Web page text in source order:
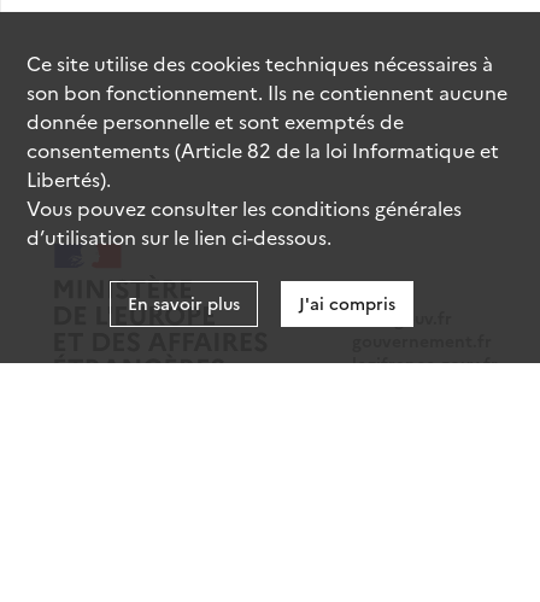
data.gouv.fr
legifrance.gouv.fr
Ce site utilise descookiestechniques nécessaires à
son bon fonctionnement. Ils ne contiennent aucune
donnée personnelle et sont exemptés de
consentements (Article 82 de la loi Informatique et
Libertés).
Vous pouvez consulter les conditions générales
d’utilisation sur le lien ci-dessous.
En savoir plus J'ai compris